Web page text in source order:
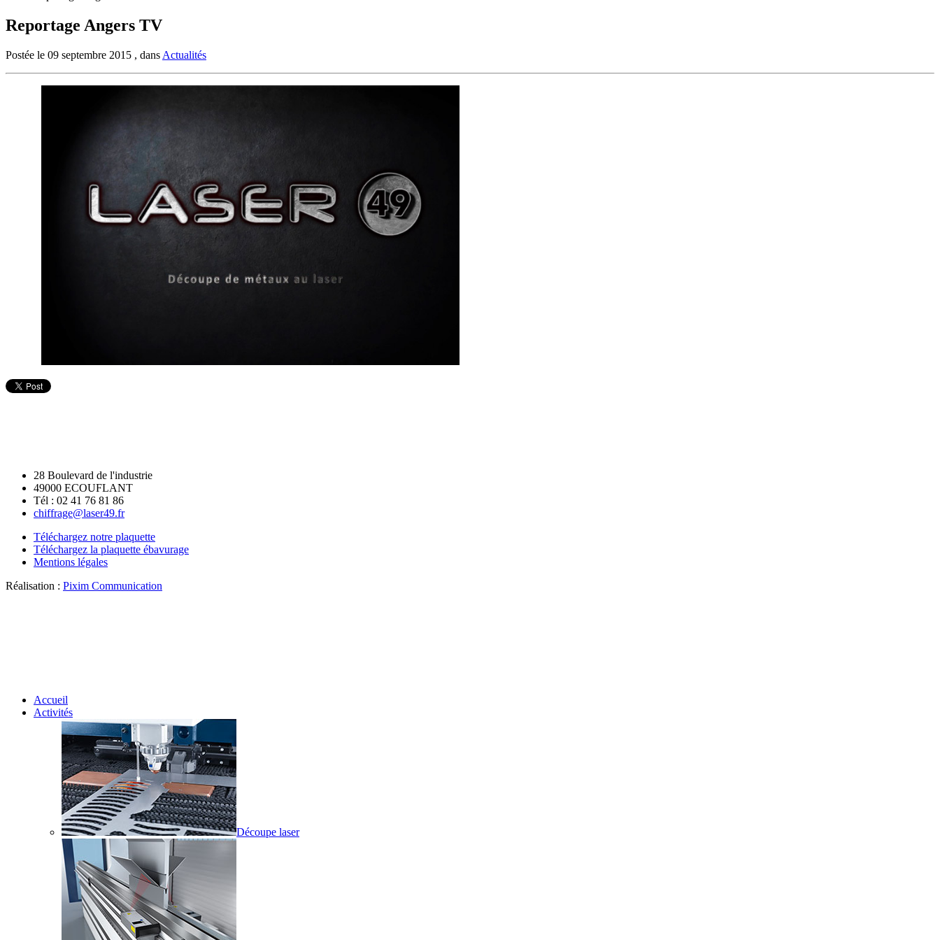
Reportage Angers TV
Postée le 09 septembre 2015 , dans Actualités
28 Boulevard de l'industrie
49000 ECOUFLANT
Tél : 02 41 76 81 86
chiffrage@laser49.fr
Téléchargez notre plaquette
Téléchargez la plaquette ébavurage
Mentions légales
Réalisation : Pixim Communication
Accueil
Activités
Découpe laser